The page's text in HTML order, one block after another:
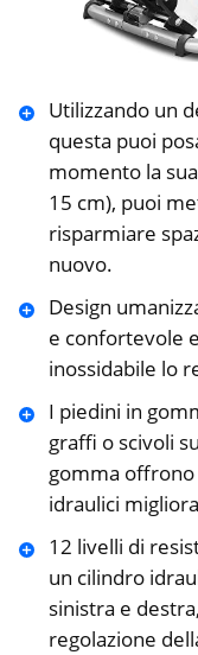
Utilizzando un
questa puoi
momento la
15 cm), puoi
risparmiare
nuovo.
Design
e confortevole
inossidabile lo
I piedini in
graffi o scivoli
gomma offrono
idraulici
12 livelli di
un cilindro
sinistra e
regolazione